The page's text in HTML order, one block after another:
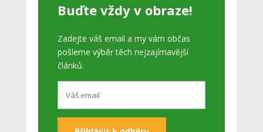
Buďte vždy v obraze!
Zadejte váš email a my vám občas
pošleme výběr těch nejzajímavější
článků.